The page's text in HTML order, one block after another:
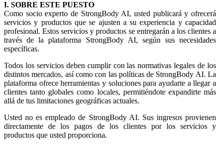
I. SOBRE ESTE PUESTO
Como socio experto de StrongBody AI, usted publicará y ofrecerá
servicios y productos que se ajusten a su experiencia y capacidad
profesional. Estos servicios y productos se entregarán a los clientes a
través de la plataforma StrongBody AI, según sus necesidades
específicas.
Todos los servicios deben cumplir con las normativas legales de los
distintos mercados, así como con las políticas de StrongBody AI. La
plataforma ofrece herramientas y soluciones para ayudarte a llegar a
clientes tanto globales como locales, permitiéndote expandirte más
allá de tus limitaciones geográficas actuales.
Usted no es empleado de StrongBody AI. Sus ingresos provienen
directamente de los pagos de los clientes por los servicios y
productos que usted proporciona.